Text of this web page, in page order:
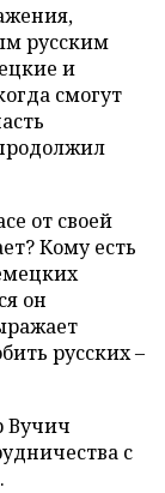
русским
и
смогут
от своей
Кому есть
он
русских –
Вучич
с